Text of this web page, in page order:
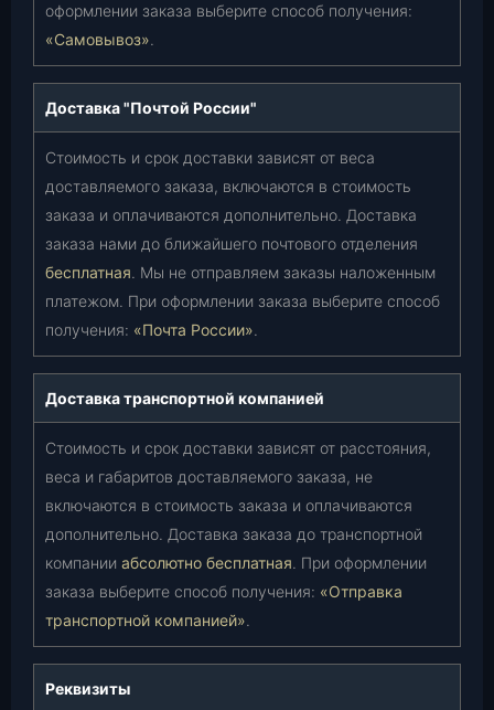
оформлении заказа выберите способ получения:
«Самовывоз».
Доставка "Почтой России"
Стоимость и срок доставки зависят от веса
доставляемого заказа, включаются в стоимость
заказа и оплачиваются дополнительно. Доставка
заказа нами до ближайшего почтового отделения
бесплатная. Мы не отправляем заказы наложенным
платежом. При оформлении заказа выберите способ
получения: «Почта России».
Доставка транспортной компанией
Стоимость и срок доставки зависят от расстояния,
веса и габаритов доставляемого заказа, не
включаются в стоимость заказа и оплачиваются
дополнительно. Доставка заказа до транспортной
компании абсолютно бесплатная. При оформлении
заказа выберите способ получения: «Отправка
транспортной компанией».
Реквизиты